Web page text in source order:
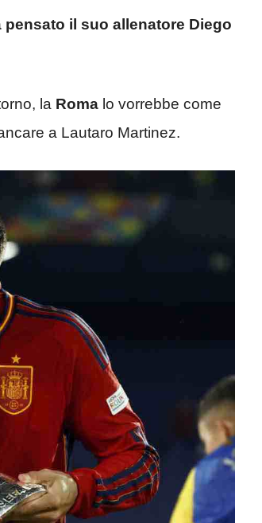
pensato il suo allenatore Diego
la Roma lo vorrebbe come
a Lautaro Martinez.